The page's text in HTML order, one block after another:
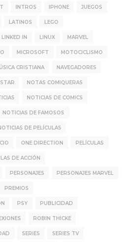
INTROS IPHONE JUEGOS
LATINOS LEGO
LINKED IN LINUX MARVEL
MICROSOFT MOTOCICLISMO
CRISTIANA NAVEGADORES
NOTAS COMIQUERAS
NOTICIAS DE COMICS
NOTICIAS DE FAMOSOS
DE PELÍCULAS
ONE DIRECTION PELÍCULAS
DE ACCIÓN
PERSONAJES PERSONAJES MARVEL
PREMIOS
PSY PUBLICIDAD
ROBIN THICKE
SERIES SERIES TV